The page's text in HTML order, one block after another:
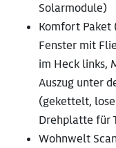
Solarmodule)
Komfort Paket
Fenster mit
im Heck links,
Auszug unter
(gekettelt,
Drehplatte für
Wohnwelt